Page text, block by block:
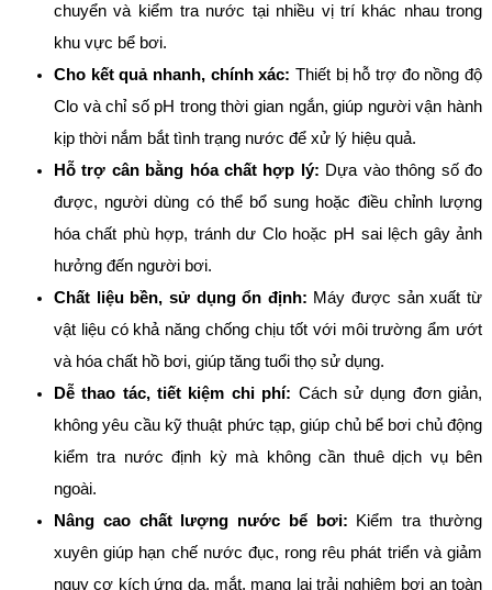
chuyển và kiểm tra nước tại nhiều vị trí khác nhau trong
khu vực bể bơi.
Cho kết quả nhanh, chính xác: Thiết bị hỗ trợ đo nồng độ
Clo và chỉ số pH trong thời gian ngắn, giúp người vận hành
kịp thời nắm bắt tình trạng nước để xử lý hiệu quả.
Hỗ trợ cân bằng hóa chất hợp lý: Dựa vào thông số đo
được, người dùng có thể bổ sung hoặc điều chỉnh lượng
hóa chất phù hợp, tránh dư Clo hoặc pH sai lệch gây ảnh
hưởng đến người bơi.
Chất liệu bền, sử dụng ổn định: Máy được sản xuất từ
vật liệu có khả năng chống chịu tốt với môi trường ẩm ướt
và hóa chất hồ bơi, giúp tăng tuổi thọ sử dụng.
Dễ thao tác, tiết kiệm chi phí: Cách sử dụng đơn giản,
không yêu cầu kỹ thuật phức tạp, giúp chủ bể bơi chủ động
kiểm tra nước định kỳ mà không cần thuê dịch vụ bên
ngoài.
Nâng cao chất lượng nước bể bơi: Kiểm tra thường
xuyên giúp hạn chế nước đục, rong rêu phát triển và giảm
nguy cơ kích ứng da, mắt, mang lại trải nghiệm bơi an toàn